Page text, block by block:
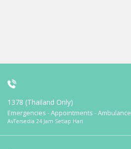
1378 (Thailand Only)
Emergencies - Appointments - Ambulance
AvTersedia 24 Jam Setiap Hari